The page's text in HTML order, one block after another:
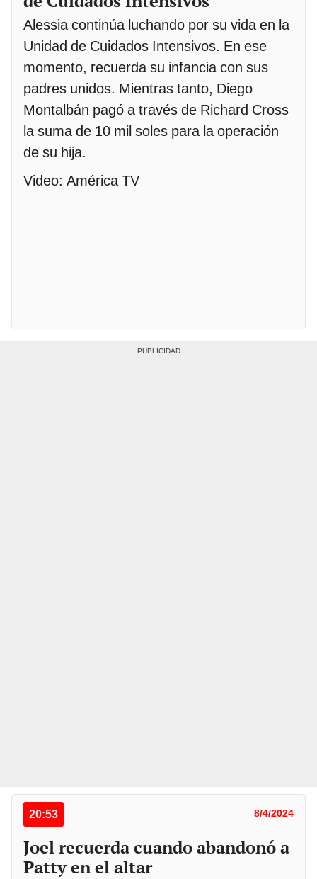
Alessia continúa luchando por su vida en la
Unidad de Cuidados Intensivos. En ese
momento, recuerda su infancia con sus
padres unidos. Mientras tanto, Diego
Montalbán pagó a través de Richard Cross
la suma de 10 mil soles para la operación
de su hija.
Video: América TV
20:53 8/4/2024
Joel recuerda cuando abandonó a
Patty en el altar